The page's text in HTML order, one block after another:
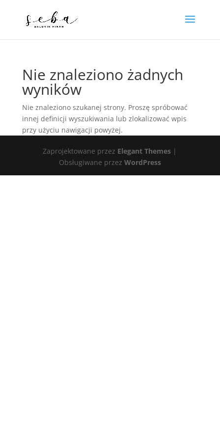
Nie znaleziono żadnych
wyników
Nie znaleziono szukanej strony. Proszę spróbować
innej definicji wyszukiwania lub zlokalizować wpis
przy użyciu nawigacji powyżej.
Zaprojektowane przez Elegant Themes |
Obsługiwane przez WordPress